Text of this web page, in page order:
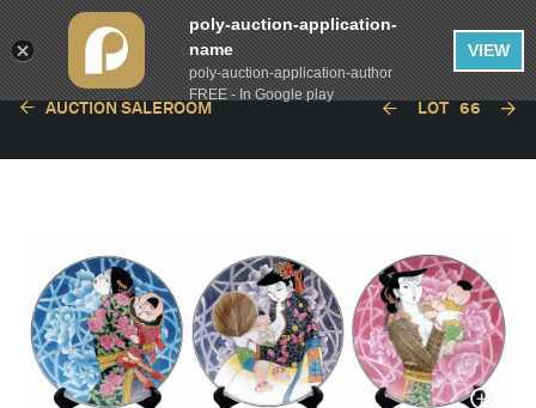
AUCTION SALEROOM LOT 66
poly-auction-application-
name
poly-auction-application-author
FREE - In Google play
VIEW